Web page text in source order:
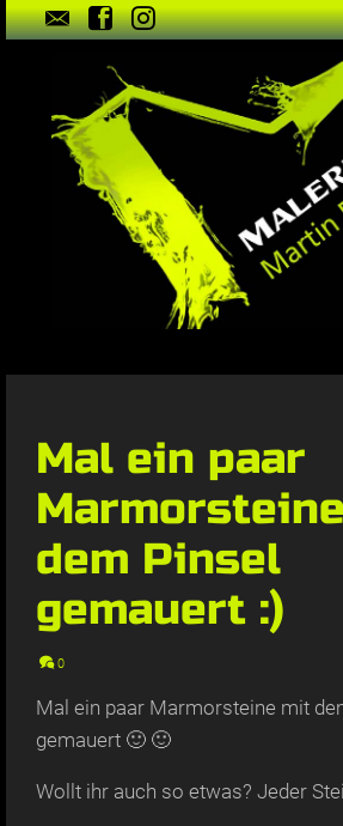
Mal ein paar
dem Pinsel
gemauert :)
0
Mal ein paar Marmorsteine mit
gemauert 🙂 🙂
Wollt ihr auch so etwas? Jeder